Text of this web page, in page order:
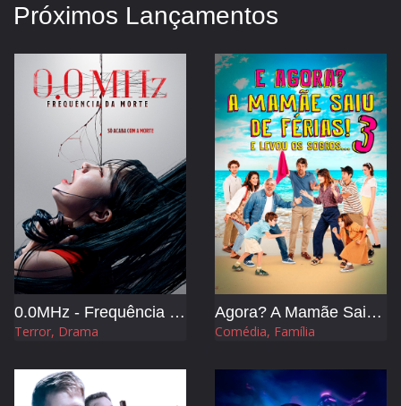
Próximos Lançamentos
0.0MHz - Frequência da Morte
Terror, Drama
Agora? A Mamãe Saiu de Férias 3 e Levou os Sogros
Comédia, Família